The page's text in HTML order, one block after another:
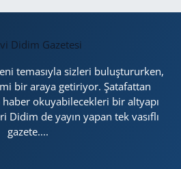
temasıyla sizleri buluştururken,
bir araya getiriyor. Şatafattan
haber okuyabilecekleri bir altyapı
de yayın yapan tek vasıflı
gazete....